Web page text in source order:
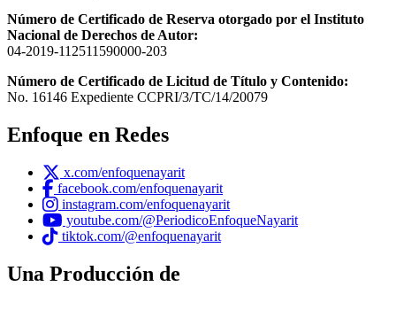
Número de Certificado de Reserva otorgado por el Instituto
Nacional de Derechos de Autor:
04-2019-112511590000-203
Número de Certificado de Licitud de Título y Contenido:
No. 16146 Expediente CCPRI/3/TC/14/20079
Enfoque en Redes
x.com/enfoquenayarit
facebook.com/enfoquenayarit
instagram.com/enfoquenayarit
youtube.com/@PeriodicoEnfoqueNayarit
tiktok.com/@enfoquenayarit
Una Producción de